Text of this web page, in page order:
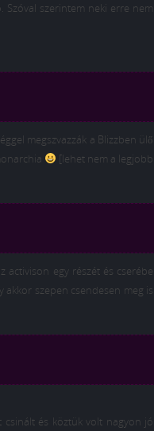
Szóval szerintem neki erre nem
megszvazzák a Blizzben ülő
[lehet nem a legjobb
activison egy részét és cserébe
szepen csendesen meg is
csinált és köztük volt nagyon jó